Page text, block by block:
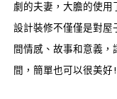
劇的夫妻，大膽的使
設計裝修不僅僅是對屋
間情感、故事和意義
間，簡單也可以很美好!